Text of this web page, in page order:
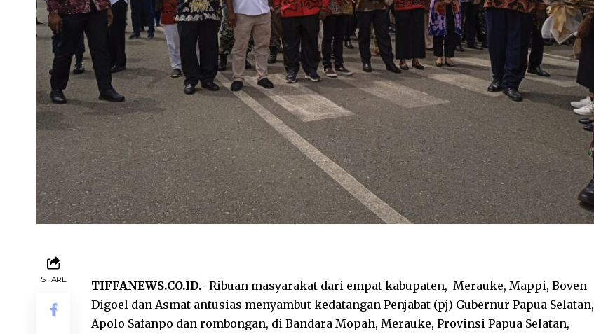
SHARE TIFFANEWS.CO.ID.- Ribuan masyarakat dari empat kabupaten, Merauke, Mappi, Boven
Digoel dan Asmat antusias menyambut kedatangan Penjabat (pj) Gubernur Papua Selatan,
Apolo Safanpo dan rombongan, di Bandara Mopah, Merauke, Provinsi Papua Selatan,